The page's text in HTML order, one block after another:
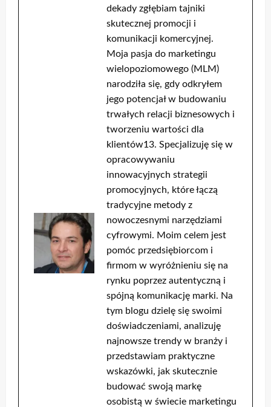
dekady zgłębiam tajniki
skutecznej promocji i
komunikacji komercyjnej.
Moja pasja do marketingu
wielopoziomowego (MLM)
narodziła się, gdy odkryłem
jego potencjał w budowaniu
trwałych relacji biznesowych i
tworzeniu wartości dla
klientów13. Specjalizuję się w
opracowywaniu
innowacyjnych strategii
promocyjnych, które łączą
tradycyjne metody z
nowoczesnymi narzędziami
cyfrowymi. Moim celem jest
pomóc przedsiębiorcom i
firmom w wyróżnieniu się na
rynku poprzez autentyczną i
spójną komunikację marki. Na
tym blogu dzielę się swoimi
doświadczeniami, analizuję
najnowsze trendy w branży i
przedstawiam praktyczne
wskazówki, jak skutecznie
budować swoją markę
osobistą w świecie marketingu